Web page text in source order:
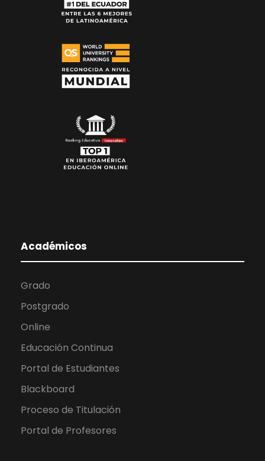
Académicos
Grado
Postgrado
Online
Educación Continua
Portal de Estudiantes
Blackboard
Proceso de Titulación
Portal de Profesores